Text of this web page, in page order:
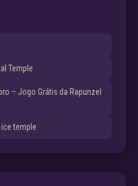
Temple
– Jogo Grátis da Rapunzel
temple